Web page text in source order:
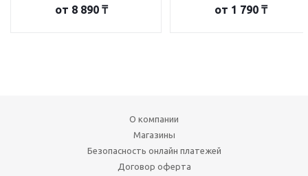
от 8 890 ₸ от 1 790 ₸
О компании
Магазины
Безопасность онлайн платежей
Договор оферта